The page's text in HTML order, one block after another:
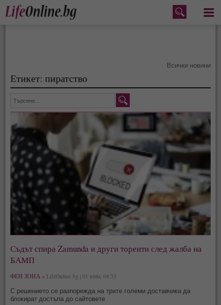
Меню
Всички новини
Етикет: пиратство
Съдът спира Zamunda и други торенти след жалба на
БАМП
ФЕН ЗОНА » LifeOnline.bg | 01 юни, 04:33
С решението се разпорежда на трите големи доставчика да
блокират достъпа до сайтовете